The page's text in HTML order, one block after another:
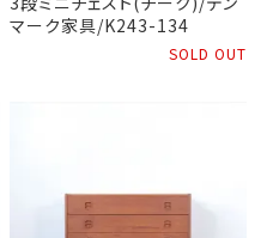
マーク家具/K243-134
SOLD OUT